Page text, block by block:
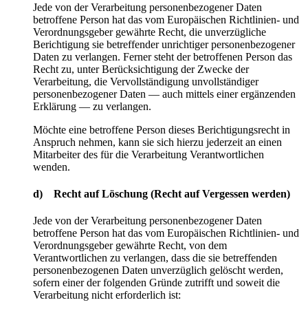
Jede von der Verarbeitung personenbezogener Daten
betroffene Person hat das vom Europäischen Richtlinien- und
Verordnungsgeber gewährte Recht, die unverzügliche
Berichtigung sie betreffender unrichtiger personenbezogener
Daten zu verlangen. Ferner steht der betroffenen Person das
Recht zu, unter Berücksichtigung der Zwecke der
Verarbeitung, die Vervollständigung unvollständiger
personenbezogener Daten — auch mittels einer ergänzenden
Erklärung — zu verlangen.
Möchte eine betroffene Person dieses Berichtigungsrecht in
Anspruch nehmen, kann sie sich hierzu jederzeit an einen
Mitarbeiter des für die Verarbeitung Verantwortlichen
wenden.
d) Recht auf Löschung (Recht auf Vergessen werden)
Jede von der Verarbeitung personenbezogener Daten
betroffene Person hat das vom Europäischen Richtlinien- und
Verordnungsgeber gewährte Recht, von dem
Verantwortlichen zu verlangen, dass die sie betreffenden
personenbezogenen Daten unverzüglich gelöscht werden,
sofern einer der folgenden Gründe zutrifft und soweit die
Verarbeitung nicht erforderlich ist: